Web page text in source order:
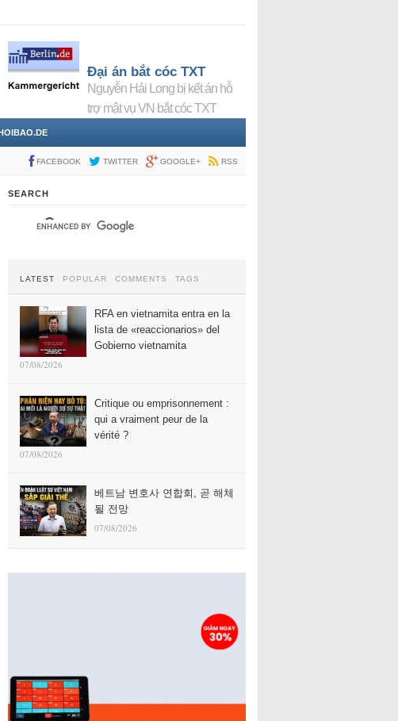
Đại án bắt cóc TXT
Nguyễn Hải Long bị kết án hỗ
trợ mật vụ VN bắt cóc TXT
FACEBOOK TWITTER GOOGLE+ RSS
SEARCH
LATEST POPULAR COMMENTS TAGS
RFA en vietnamita entra en la
lista de «reaccionarios» del
Gobierno vietnamita
07/08/2026
Critique ou emprisonnement :
qui a vraiment peur de la
vérité ?
07/08/2026
베트남 변호사 연합회, 곧 해체
될 전망
07/08/2026